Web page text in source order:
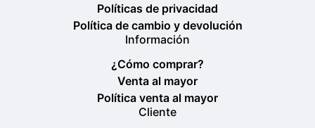
Políticas de privacidad
Política de cambio y devolución
Información
¿Cómo comprar?
Venta al mayor
Política venta al mayor
Cliente